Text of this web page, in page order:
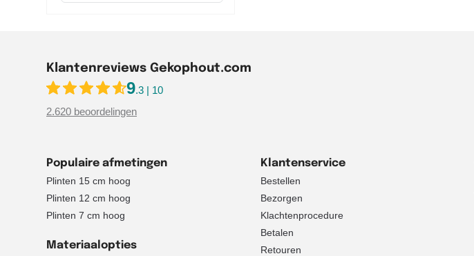
Klantenreviews Gekophout.com
9.3 | 10
2.620 beoordelingen
Populaire afmetingen
Plinten 15 cm hoog
Plinten 12 cm hoog
Plinten 7 cm hoog
Materiaalopties
Klantenservice
Bestellen
Bezorgen
Klachtenprocedure
Betalen
Retouren